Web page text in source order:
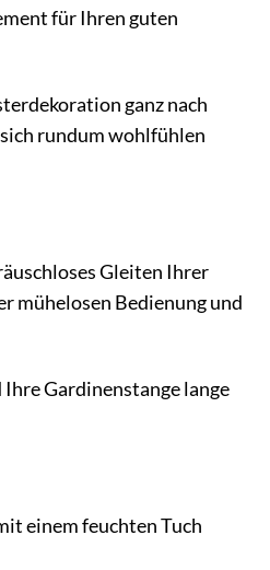
für Ihren guten
ganz nach
rundum wohlfühlen
Gleiten Ihrer
mühelosen Bedienung und
Gardinenstange lange
einem feuchten Tuch